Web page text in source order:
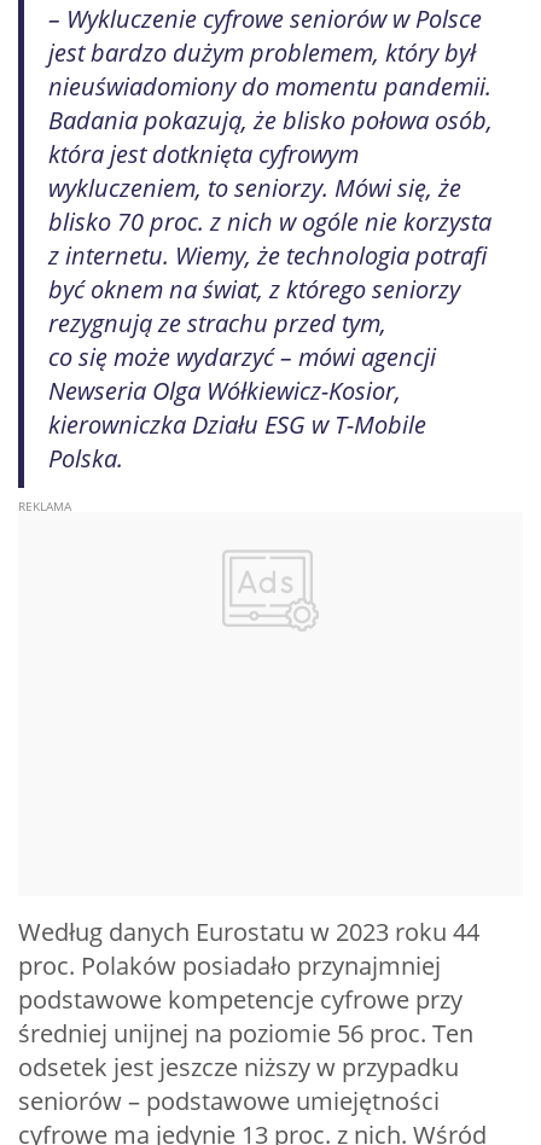
– Wykluczenie cyfrowe seniorów w Polsce
jest bardzo dużym problemem, który był
nieuświadomiony do momentu pandemii.
Badania pokazują, że blisko połowa osób,
która jest dotknięta cyfrowym
wykluczeniem, to seniorzy. Mówi się, że
blisko 70 proc. z nich w ogóle nie korzysta
z internetu. Wiemy, że technologia potrafi
być oknem na świat, z którego seniorzy
rezygnują ze strachu przed tym,
co się może wydarzyć – mówi agencji
Newseria Olga Wółkiewicz-Kosior,
kierowniczka Działu ESG w T-Mobile
Polska.
Według danych Eurostatu w 2023 roku 44
proc. Polaków posiadało przynajmniej
podstawowe kompetencje cyfrowe przy
średniej unijnej na poziomie 56 proc. Ten
odsetek jest jeszcze niższy w przypadku
seniorów – podstawowe umiejętności
cyfrowe ma jedynie 13 proc. z nich. Wśród